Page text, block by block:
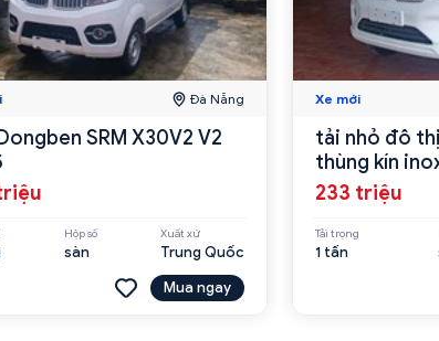
Đà Nẵng
SRM X30V2 V2
Hộp số
sàn
Xuất xứ
Trung Quốc
Mua ngay
Xe mới
tải nhỏ đô
thùng kín
233 triệu
Tải trọng
1 tấn